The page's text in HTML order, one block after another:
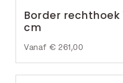
Border rechthoek
cm
Vanaf € 261,00